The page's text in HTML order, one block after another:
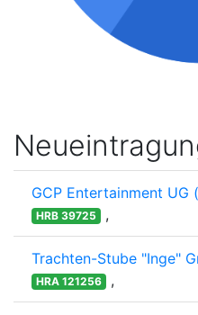
GCP Entertainment UG
HRB 39725 ,
Trachten-Stube "Inge"
HRA 121256 ,